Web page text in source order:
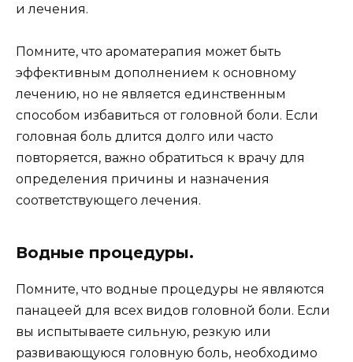
и лечения.
Помните, что ароматерапия может быть
эффективным дополнением к основному
лечению, но не является единственным
способом избавиться от головной боли. Если
головная боль длится долго или часто
повторяется, важно обратиться к врачу для
определения причины и назначения
соответствующего лечения.
Водные процедуры.
Помните, что водные процедуры не являются
панацеей для всех видов головной боли. Если
вы испытываете сильную, резкую или
развивающуюся головную боль, необходимо